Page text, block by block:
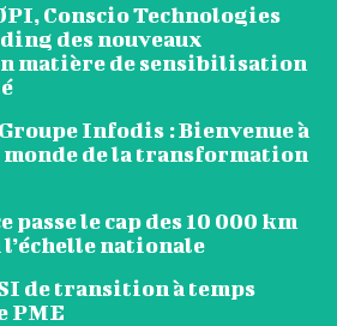
Conscio Technologies
des nouveaux
matière de sensibilisation
Infodis : Bienvenue à
monde de la transformation
le cap des 10 000 km
l’échelle nationale
de transition à temps
PME